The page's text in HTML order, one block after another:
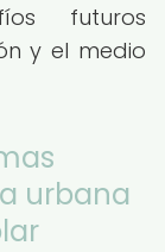
futuros
y el medio
urbana